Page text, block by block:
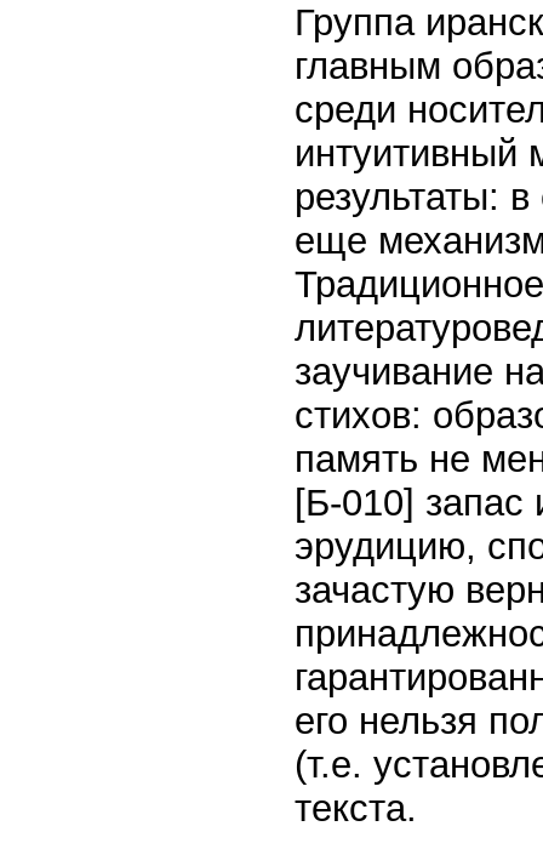
Группа
главным
среди
интуитивный
результаты:
еще
заучивание
стихов:
память не
[Б-010]
эрудицию,
зачастую
его нельзя
(т.е.
текста.